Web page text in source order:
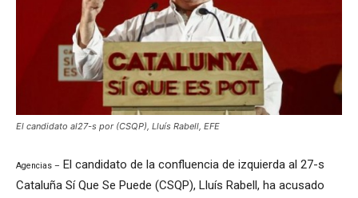
El candidato al27-s por (CSQP), Lluís Rabell, EFE
Agencias – El candidato de la confluencia de izquierda al 27-s
Cataluña Sí Que Se Puede (CSQP), Lluís Rabell, ha acusado